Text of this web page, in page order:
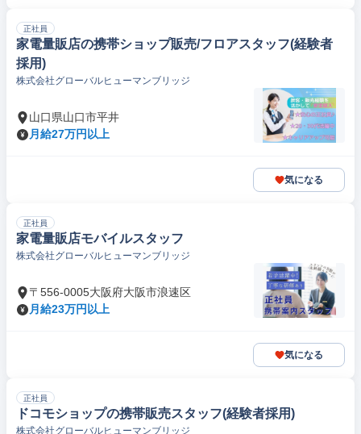
正社員
家電量販店の携帯ショップ販売/フロアスタッフ(経験者
採用)
株式会社グローバルヒューマンブリッジ
山口県山口市平井
月給27万円以上
気になる
正社員
家電量販店モバイルスタッフ
株式会社グローバルヒューマンブリッジ
〒556-0005大阪府大阪市浪速区
月給23万円以上
気になる
正社員
ドコモショップの携帯販売スタッフ(経験者採用)
株式会社グローバルヒューマンブリッジ